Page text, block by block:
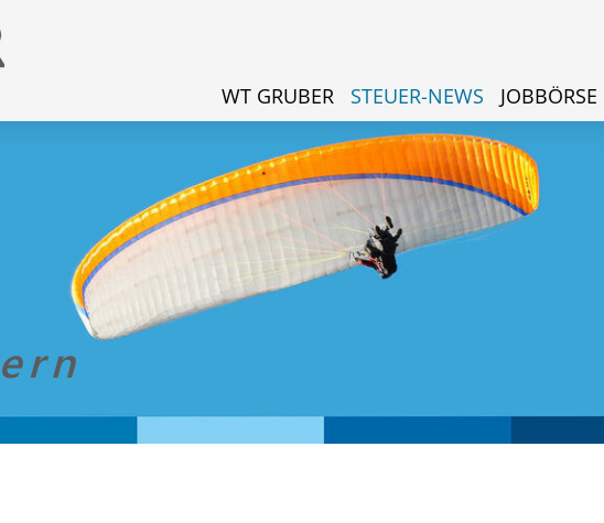
WT GRUBER STEUER-NEWS JOBBÖRSE